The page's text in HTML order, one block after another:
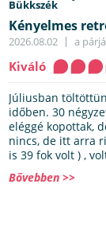
Bükkszék
Kényelmes
2026.08.02 a
Kiváló
Júliusban
időben. 30
eléggé kopottak,
nincs, de itt arra
is 39 fok volt ) ,
Bővebben >>